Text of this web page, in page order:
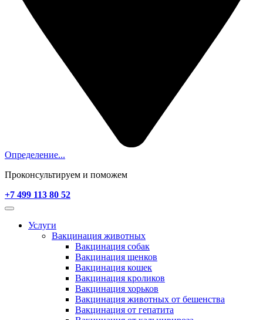
Определение...
Проконсультируем и поможем
+7 499 113 80 52
Услуги
Вакцинация животных
Вакцинация собак
Вакцинация щенков
Вакцинация кошек
Вакцинация кроликов
Вакцинация хорьков
Вакцинация животных от бешенства
Вакцинация от гепатита